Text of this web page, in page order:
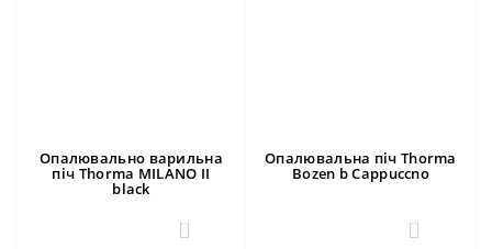
Опалювально варильна
піч Thorma MILANO II
black
0
Опалювальна піч Thorma
Bozen b Cappuccno
0